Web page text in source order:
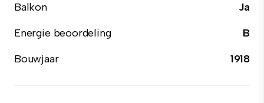
Balkon
Ja
Energie beoordeling
B
Bouwjaar
1918